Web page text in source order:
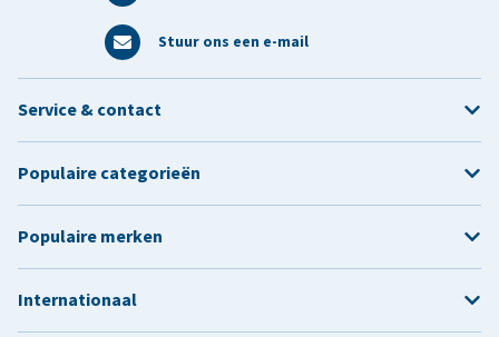
Stuur ons een e-mail
Service & contact
Populaire categorieën
Populaire merken
Internationaal